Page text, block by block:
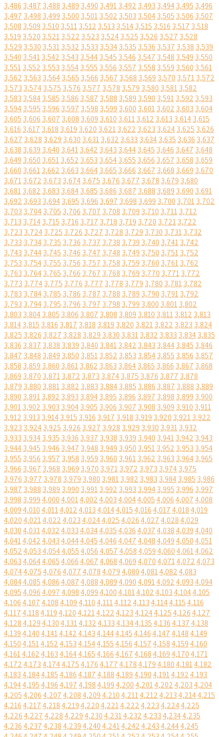
3,486 3,487 3,488 3,489 3,490 3,4913,492 3,493 3,4943,495 3,496
3,497 3,498 3,499 3,500 3,5013,502 3,503 3,5043,505 3,506 3,507
3,508 3,509 3,510 3,5113,512 3,513 3,5143,515 3,516 3,517 3,518
3,519 3,520 3,5213,522 3,523 3,5243,525 3,526 3,527 3,528
3,529 3,530 3,5313,532 3,533 3,5343,535 3,536 3,537 3,538 3,539
3,540 3,5413,542 3,543 3,5443,545 3,546 3,547 3,548 3,549 3,550
3,5513,552 3,553 3,5543,555 3,556 3,557 3,558 3,559 3,560 3,561
3,562 3,563 3,5643,565 3,566 3,567 3,568 3,569 3,570 3,5713,572
3,573 3,5743,575 3,576 3,577 3,578 3,579 3,580 3,5813,582
3,583 3,5843,585 3,586 3,587 3,588 3,589 3,590 3,5913,592 3,593
3,5943,595 3,596 3,597 3,598 3,599 3,600 3,6013,602 3,603 3,604
3,605 3,606 3,607 3,608 3,609 3,610 3,6113,612 3,613 3,6143,615
3,616 3,617 3,618 3,619 3,620 3,6213,622 3,623 3,6243,625 3,626
3,627 3,628 3,629 3,630 3,6313,632 3,633 3,6343,635 3,636 3,637
3,638 3,639 3,640 3,6413,642 3,643 3,6443,645 3,646 3,647 3,648
3,649 3,650 3,6513,652 3,653 3,6543,655 3,656 3,657 3,658 3,659
3,660 3,6613,662 3,663 3,6643,665 3,666 3,667 3,668 3,669 3,670
3,6713,672 3,673 3,6743,675 3,676 3,677 3,678 3,679 3,680
3,6813,682 3,683 3,6843,685 3,686 3,687 3,688 3,689 3,690 3,691
3,692 3,693 3,6943,695 3,696 3,697 3,698 3,699 3,700 3,7013,702
3,703 3,7043,705 3,706 3,707 3,708 3,709 3,710 3,7113,712
3,713 3,7143,715 3,716 3,717 3,718 3,719 3,720 3,7213,722
3,723 3,7243,725 3,726 3,727 3,728 3,729 3,730 3,7313,732
3,733 3,7343,735 3,736 3,737 3,738 3,739 3,740 3,7413,742
3,743 3,7443,745 3,746 3,747 3,748 3,749 3,750 3,7513,752
3,753 3,7543,755 3,756 3,757 3,758 3,759 3,760 3,7613,762
3,763 3,7643,765 3,766 3,767 3,768 3,769 3,770 3,7713,772
3,773 3,7743,775 3,776 3,777 3,778 3,779 3,780 3,7813,782
3,783 3,7843,785 3,786 3,787 3,788 3,789 3,790 3,7913,792
3,793 3,7943,795 3,796 3,797 3,798 3,799 3,800 3,8013,802
3,803 3,8043,805 3,806 3,807 3,808 3,809 3,810 3,8113,812 3,813
3,8143,815 3,816 3,817 3,818 3,819 3,820 3,8213,822 3,823 3,824
3,825 3,826 3,827 3,828 3,829 3,830 3,8313,832 3,833 3,8343,835
3,836 3,837 3,838 3,839 3,840 3,8413,842 3,843 3,8443,845 3,846
3,847 3,848 3,849 3,850 3,8513,852 3,853 3,8543,855 3,856 3,857
3,858 3,859 3,860 3,8613,862 3,863 3,8643,865 3,866 3,867 3,868
3,869 3,870 3,8713,872 3,873 3,8743,875 3,876 3,877 3,878
3,879 3,880 3,8813,882 3,883 3,8843,885 3,886 3,887 3,888 3,889
3,890 3,8913,892 3,893 3,8943,895 3,896 3,897 3,898 3,899 3,900
3,9013,902 3,903 3,9043,905 3,906 3,907 3,908 3,909 3,910 3,911
3,912 3,913 3,9143,915 3,916 3,917 3,918 3,919 3,920 3,9213,922
3,923 3,9243,925 3,926 3,927 3,928 3,929 3,930 3,9313,932
3,933 3,9343,935 3,936 3,937 3,938 3,939 3,940 3,9413,942 3,943
3,9443,945 3,946 3,947 3,948 3,949 3,950 3,9513,952 3,953 3,954
3,955 3,956 3,957 3,958 3,959 3,960 3,9613,962 3,963 3,9643,965
3,966 3,967 3,968 3,969 3,970 3,9713,972 3,973 3,9743,975
3,976 3,977 3,978 3,979 3,980 3,9813,982 3,983 3,9843,985 3,986
3,987 3,988 3,989 3,990 3,9913,992 3,993 3,9943,995 3,996 3,997
3,998 3,9994,0004,0014,0024,0034,0044,0054,0064,0074,008
4,0094,0104,0114,0124,0134,0144,0154,0164,0174,0184,019
4,0204,0214,0224,0234,0244,0254,0264,0274,0284,029
4,0304,0314,0324,0334,0344,0354,0364,0374,0384,0394,040
4,0414,0424,0434,0444,0454,0464,0474,0484,0494,0504,051
4,0524,0534,0544,0554,0564,0574,0584,0594,0604,0614,062
4,0634,0644,0654,0664,0674,0684,0694,0704,0714,0724,073
4,0744,0754,0764,0774,0784,0794,0804,0814,0824,083
4,0844,0854,0864,0874,0884,0894,0904,0914,0924,0934,094
4,0954,0964,0974,0984,0994,1004,1014,1024,1034,1044,105
4,1064,1074,1084,1094,1104,1114,1124,1134,1144,1154,116
4,1174,1184,1194,1204,1214,1224,1234,1244,1254,1264,127
4,1284,1294,1304,1314,1324,1334,1344,1354,1364,1374,138
4,1394,1404,1414,1424,1434,1444,1454,1464,1474,1484,149
4,1504,1514,1524,1534,1544,1554,1564,1574,1584,1594,160
4,1614,1624,1634,1644,1654,1664,1674,1684,1694,1704,171
4,1724,1734,1744,1754,1764,1774,1784,1794,1804,1814,182
4,1834,1844,1854,1864,1874,1884,1894,1904,1914,1924,193
4,1944,1954,1964,1974,1984,1994,2004,2014,2024,2034,204
4,2054,2064,2074,2084,2094,2104,2114,2124,2134,2144,215
4,2164,2174,2184,2194,2204,2214,2224,2234,2244,225
4,2264,2274,2284,2294,2304,2314,2324,2334,2344,235
4,2364,2374,2384,2394,2404,2414,2424,2434,2444,245